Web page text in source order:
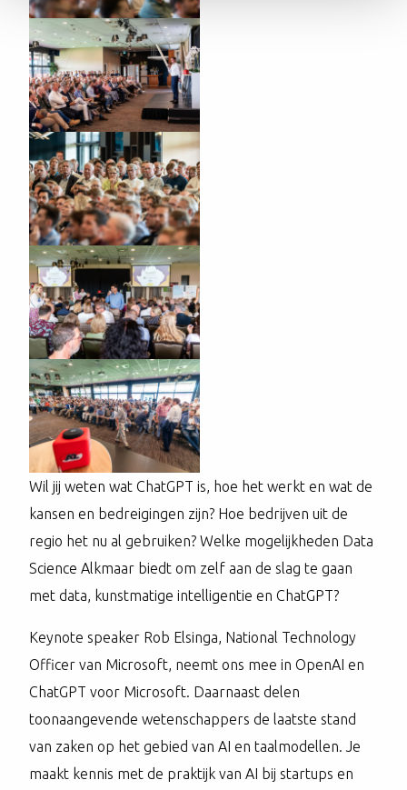
Wil jij weten wat ChatGPT is, hoe het werkt en wat de
kansen en bedreigingen zijn? Hoe bedrijven uit de
regio het nu al gebruiken? Welke mogelijkheden Data
Science Alkmaar biedt om zelf aan de slag te gaan
met data, kunstmatige intelligentie en ChatGPT?
Keynote speaker Rob Elsinga, National Technology
Officer van Microsoft, neemt ons mee in OpenAI en
ChatGPT voor Microsoft. Daarnaast delen
toonaangevende wetenschappers de laatste stand
van zaken op het gebied van AI en taalmodellen. Je
maakt kennis met de praktijk van AI bij startups en